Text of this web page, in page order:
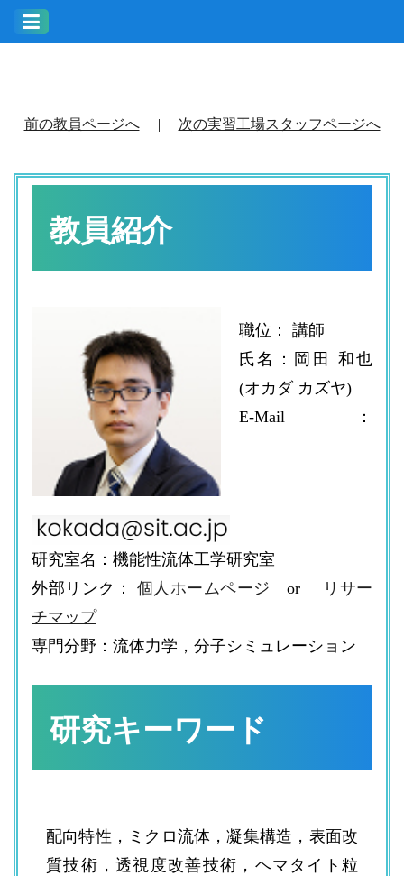
前の教員ページへ| 次の実習工場スタッフページへ
教員紹介
職位： 講師
氏名：岡田 和也
(オカダ カズヤ)
E-Mail：
研究室名：機能性流体工学研究室
外部リンク： 個人ホームページ or
リサー
チマップ
専門分野：流体力学，分子シミュレーション
研究キーワード
配向特性，ミクロ流体，凝集構造，表面改
質技術，透視度改善技術，ヘマタイト粒